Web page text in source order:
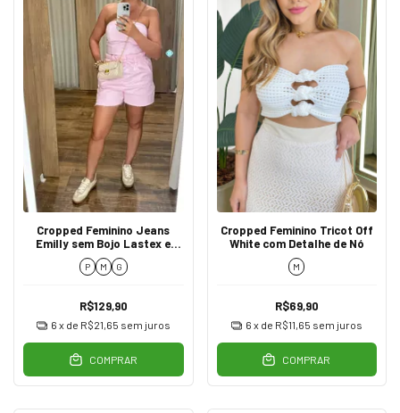
Cropped Feminino Jeans
Emilly sem Bojo Lastex e
Zíper Rosa Bebê
P M G
R$129,90
6 x de R$21,65 sem juros
COMPRAR
Cropped Feminino Tricot Off
White com Detalhe de Nó
M
R$69,90
6 x de R$11,65 sem juros
COMPRAR